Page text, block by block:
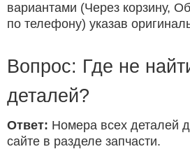
вариантами (Через корзину,
по телефону) указав
Вопрос: Где не
деталей?
Ответ: Номера всех деталей
сайте в разделе запчасти.